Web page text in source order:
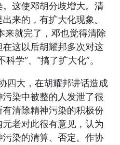
这使邓胡分歧增大。清
来的，有扩大化现象。
来就完了，邓也觉得清除
这以后胡耀邦多次对这
学”、“搞了扩大化”。
大，在胡耀邦讲话造成
染中被整的人发泄了很
清除精神污染的积极份
老对此很有意见，认为
染的清算、否定。作协